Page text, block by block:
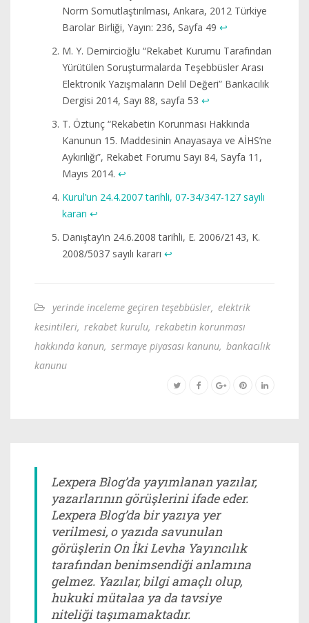
Norm Somutlaştırılması, Ankara, 2012 Türkiye
Barolar Birliği, Yayın: 236, Sayfa 49 ↩︎
M. Y. Demircioğlu “Rekabet Kurumu Tarafından
Yürütülen Soruşturmalarda Teşebbüsler Arası
Elektronik Yazışmaların Delil Değeri” Bankacılık
Dergisi 2014, Sayı 88, sayfa 53 ↩︎
T. Öztunç “Rekabetin Korunması Hakkında
Kanunun 15. Maddesinin Anayasaya ve AİHS’ne
Aykırılığı”, Rekabet Forumu Sayı 84, Sayfa 11,
Mayıs 2014. ↩︎
Kurul’un 24.4.2007 tarihli, 07-34/347-127 sayılı
kararı ↩︎
Danıştay’ın 24.6.2008 tarihli, E. 2006/2143, K.
2008/5037 sayılı kararı ↩︎
yerinde inceleme geçiren teşebbüsler, elektrik
kesintileri, rekabet kurulu, rekabetin korunması
hakkında kanun, sermaye piyasası kanunu, bankacılık
kanunu
Lexpera Blog’da yayımlanan yazılar,
yazarlarının görüşlerini ifade eder.
Lexpera Blog’da bir yazıya yer
verilmesi, o yazıda savunulan
görüşlerin On İki Levha Yayıncılık
tarafından benimsendiği anlamına
gelmez. Yazılar, bilgi amaçlı olup,
hukuki mütalaa ya da tavsiye
niteliği taşımamaktadır.